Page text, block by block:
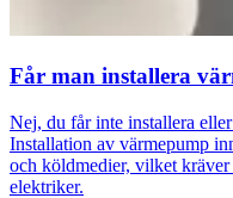
Får man installera
Nej, du får inte installera
Installation av värmepump
och köldmedier, vilket
elektriker.